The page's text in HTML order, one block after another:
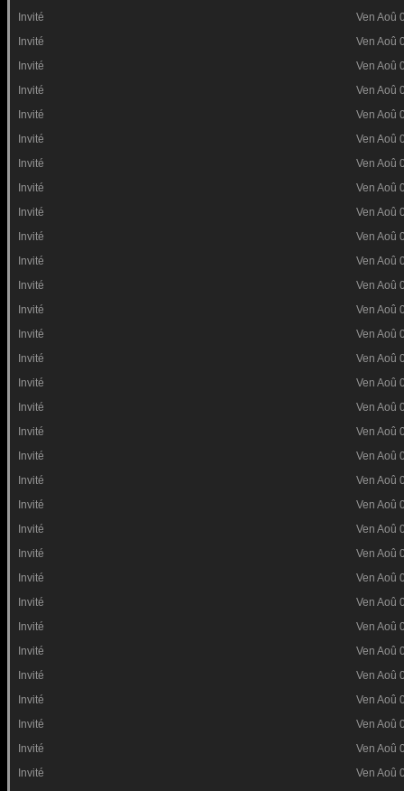
Invité
Ven Aoû
Invité
Ven Aoû
Invité
Ven Aoû
Invité
Ven Aoû
Invité
Ven Aoû
Invité
Ven Aoû
Invité
Ven Aoû
Invité
Ven Aoû
Invité
Ven Aoû
Invité
Ven Aoû
Invité
Ven Aoû
Invité
Ven Aoû
Invité
Ven Aoû
Invité
Ven Aoû
Invité
Ven Aoû
Invité
Ven Aoû
Invité
Ven Aoû
Invité
Ven Aoû
Invité
Ven Aoû
Invité
Ven Aoû
Invité
Ven Aoû
Invité
Ven Aoû
Invité
Ven Aoû
Invité
Ven Aoû
Invité
Ven Aoû
Invité
Ven Aoû
Invité
Ven Aoû
Invité
Ven Aoû
Invité
Ven Aoû
Invité
Ven Aoû
Invité
Ven Aoû
Invité
Ven Aoû